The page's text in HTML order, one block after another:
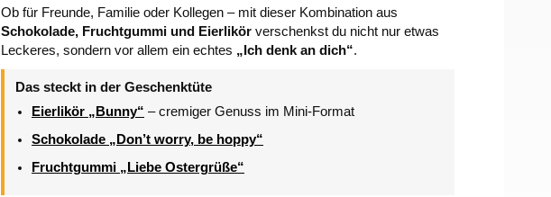
Ob für Freunde, Familie oder Kollegen – mit dieser Kombination aus
Schokolade, Fruchtgummi und Eierlikör verschenkst du nicht nur etwas
Leckeres, sondern vor allem ein echtes „Ich denk an dich“.
Das steckt in der Geschenktüte
Eierlikör „Bunny“ – cremiger Genuss im Mini-Format
Schokolade „Don’t worry, be hoppy“
Fruchtgummi „Liebe Ostergrüße“